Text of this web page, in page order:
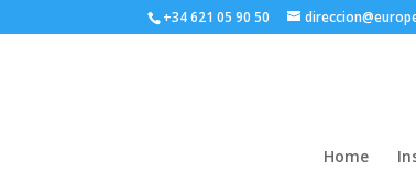
+34 621 05 90 50
Home